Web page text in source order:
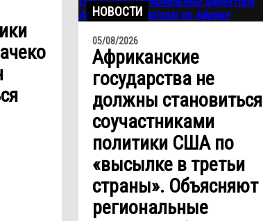
НОВОСТИ
05/08/2026
Африканские
государства не
должны становиться
соучастниками
политики США по
«высылке в третьи
страны». Объясняют
региональные